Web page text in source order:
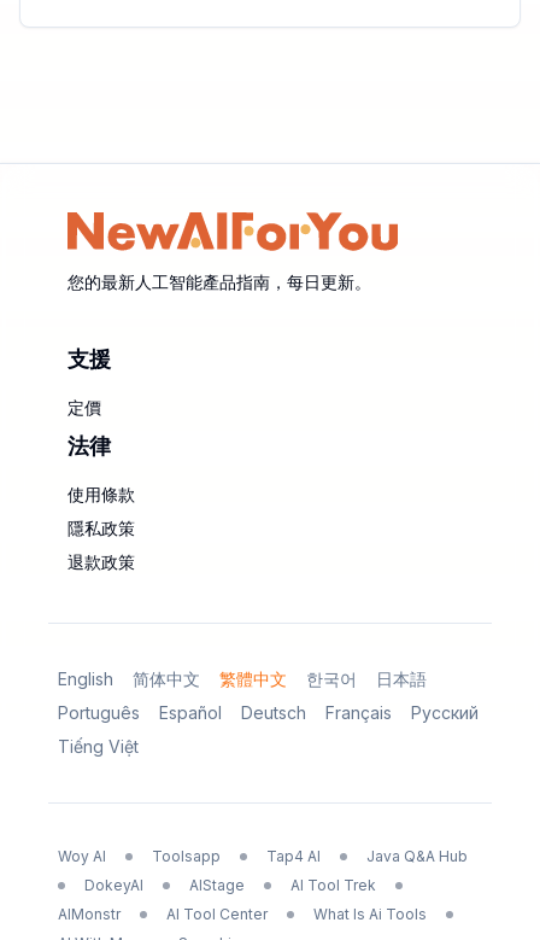
您的最新人工智能產品指南，每日更新。
支援
定價
法律
使用條款
隱私政策
退款政策
English 简体中文 繁體中文 한국어
日本語
Português
Español Deutsch Français
Русский
Tiếng Việt
Woy AI Toolsapp Tap4 AI
Java Q&A Hub
DokeyAI
AIStage
AI Tool Trek
AIMonstr
AI Tool Center
What Is Ai Tools